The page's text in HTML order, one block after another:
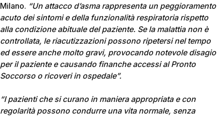
Milano. “Un attacco d’asma rappresenta un peggioramento
acuto dei sintomi e della funzionalità respiratoria rispetto
alla condizione abituale del paziente. Se la malattia non è
controllata, le riacutizzazioni possono ripetersi nel tempo
ed essere anche molto gravi, provocando notevole disagio
per il paziente e causando finanche accessi al Pronto
Soccorso o ricoveri in ospedale”.
“I pazienti che si curano in maniera appropriata e con
regolarità possono condurre una vita normale, senza